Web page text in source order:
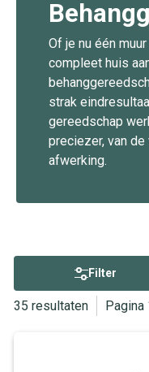
Of je nu één
compleet huis
strak
gereedschap
preciezer, van
afwerking.
Filter
35 resultaten Pagina